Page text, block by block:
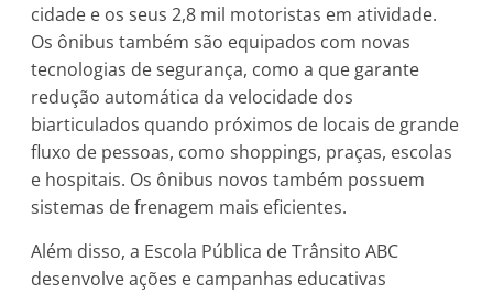
cidade e os seus 2,8 mil motoristas em atividade.
Os ônibus também são equipados com novas
tecnologias de segurança, como a que garante
redução automática da velocidade dos
biarticulados quando próximos de locais de grande
fluxo de pessoas, como shoppings, praças, escolas
e hospitais. Os ônibus novos também possuem
sistemas de frenagem mais eficientes.
Além disso, a Escola Pública de Trânsito ABC
desenvolve ações e campanhas educativas